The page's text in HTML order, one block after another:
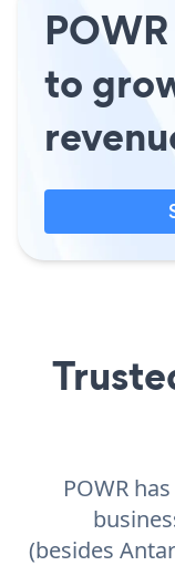
to
POWR
(besides